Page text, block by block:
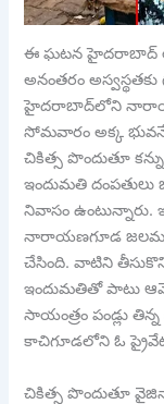
ఈ ఘటన హైదరాబాద్ లో
అనంతరం
హైదరాబాద్​లోని
సోమవారం అక్క
చికిత్స పొందుతూ
ఇందుమతి
నివాసం ఉంటున్నారు.
నారాయణగూడ
చేసింది. వాటిని
ఇందుమతితో పాటు ఆమె
సాయంత్రం పండ్లు
కాచిగూడలోని ఓ ప్రైవేట్‌‌
చికిత్స పొందుతూ